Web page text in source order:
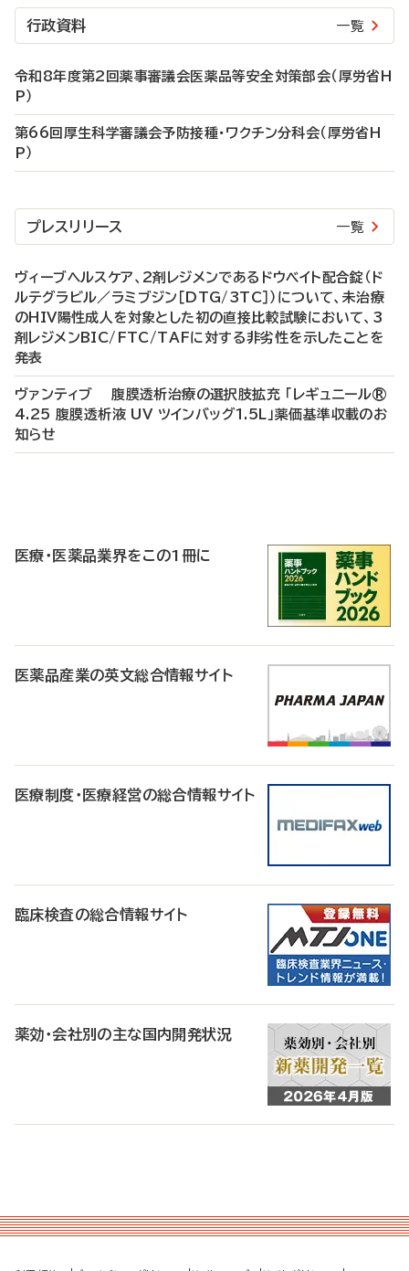
行政資料 一覧
令和8年度第2回薬事審議会医薬品等安全対策部会（厚労省H
P）
第66回厚生科学審議会予防接種・ワクチン分科会（厚労省H
P）
プレスリリース 一覧
ヴィーブヘルスケア、2剤レジメンであるドウベイト配合錠（ド
ルテグラビル／ラミブジン［DTG/3TC］）について、未治療
のHIV陽性成人を対象とした初の直接比較試験において、3
剤レジメンBIC/FTC/TAFに対する非劣性を示したことを
発表
ヴァンティブ 腹膜透析治療の選択肢拡充 「レギュニール®
4.25 腹膜透析液 UV ツインバッグ1.5L」薬価基準収載のお
知らせ
医療・医薬品業界をこの1冊に
医薬品産業の英文総合情報サイト
医療制度・医療経営の総合情報サイト
臨床検査の総合情報サイト
薬効・会社別の主な国内開発状況